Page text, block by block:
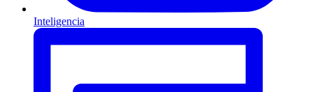
Inteligencia